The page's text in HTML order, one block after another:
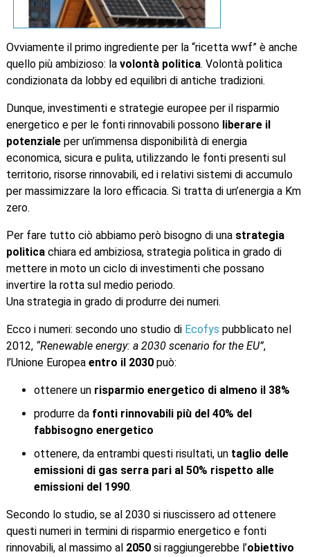
Ovviamente il primo ingrediente per la “ricetta wwf” è anche
quello più ambizioso: la volontà politica. Volontà politica
condizionata da lobby ed equilibri di antiche tradizioni.
Dunque, investimenti e strategie europee per il risparmio
energetico e per le fonti rinnovabili possono liberare il
potenzialeper un’immensa disponibilità di energia
economica, sicura e pulita, utilizzando le fonti presenti sul
territorio, risorse rinnovabili, ed i relativi sistemi di accumulo
per massimizzare la loro efficacia. Si tratta di un’energia a Km
zero.
Per fare tutto ciò abbiamo però bisogno di una strategia
politicachiara ed ambiziosa, strategia politica in grado di
mettere in moto un ciclo di investimenti che possano
invertire la rotta sul medio periodo.
Una strategia in grado di produrre dei numeri.
Ecco i numeri: secondo uno studio di Ecofys pubblicato nel
2012, “Renewable energy: a 2030 scenario for the EU”,
l’Unione Europea entro il 2030può:
ottenere un risparmio energetico di almeno il 38%
produrre da fonti rinnovabili più del 40% del
fabbisogno energetico
ottenere, da entrambi questi risultati, un taglio delle
emissioni di gas serra pari al 50% rispetto alle
emissioni del 1990.
Secondo lo studio, se al 2030 si riuscissero ad ottenere
questi numeri in termini di risparmio energetico e fonti
rinnovabili, al massimo al 2050si raggiungerebbe l’obiettivo